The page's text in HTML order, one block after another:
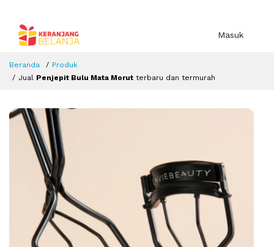
Masuk
Beranda
Produk
Jual Penjepit Bulu Mata Morut terbaru dan termurah